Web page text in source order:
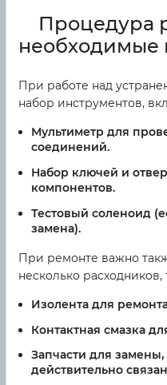
Процедура
необходимые
При работе над
набор инструментов,
Мультиметр для
соединений.
Набор ключей и
компонентов.
Тестовый соленоид
замена).
При ремонте важно
несколько расходников,
Изолента для
Контактная смазка
Запчасти для
действительно